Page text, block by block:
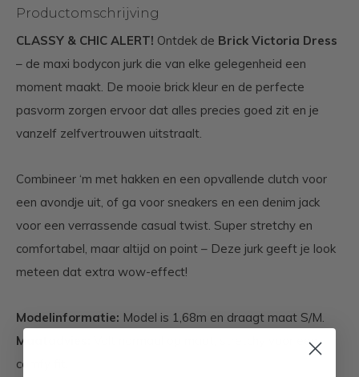
Productomschrijving
CLASSY & CHIC ALERT! Ontdek de Brick Victoria Dress
– de maxi bodycon jurk die van elke gelegenheid een
moment maakt. De mooie brick kleur en de perfecte
pasvorm zorgen ervoor dat alles precies goed zit en je
vanzelf zelfvertrouwen uitstraalt.
Combineer ‘m met hakken en een opvallende clutch voor
een avondje uit, of ga voor sneakers en een denim jack
voor een verrassende casual twist. Super stretchy en
comfortabel, maar altijd on point – Deze jurk geeft je look
meteen dat extra wow-effect!
Modelinformatie: Model is 1,68m en draagt maat S/M.
Maatadvies:
Valt normaal op maat, stretchy voor een
comfy fit.